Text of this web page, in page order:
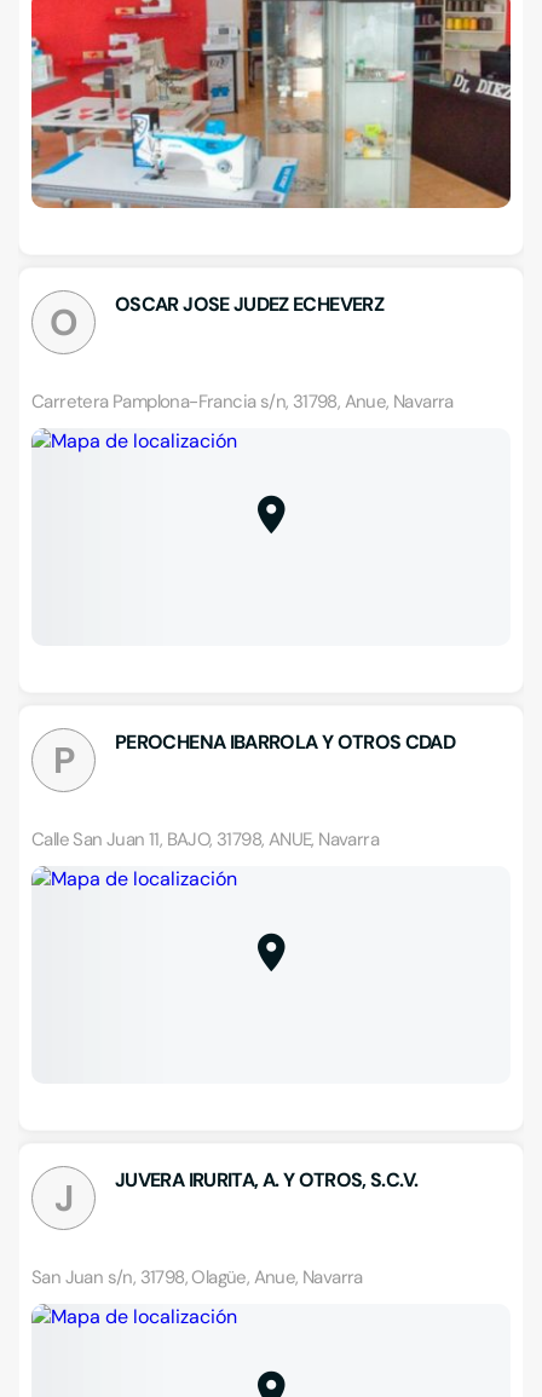
O OSCAR JOSE JUDEZ ECHEVERZ
Carretera Pamplona-Francia s/n, 31798, Anue, Navarra
P PEROCHENA IBARROLA Y OTROS CDAD
Calle San Juan 11, BAJO, 31798, ANUE, Navarra
J JUVERA IRURITA, A. Y OTROS, S.C.V.
San Juan s/n, 31798, Olagüe, Anue, Navarra